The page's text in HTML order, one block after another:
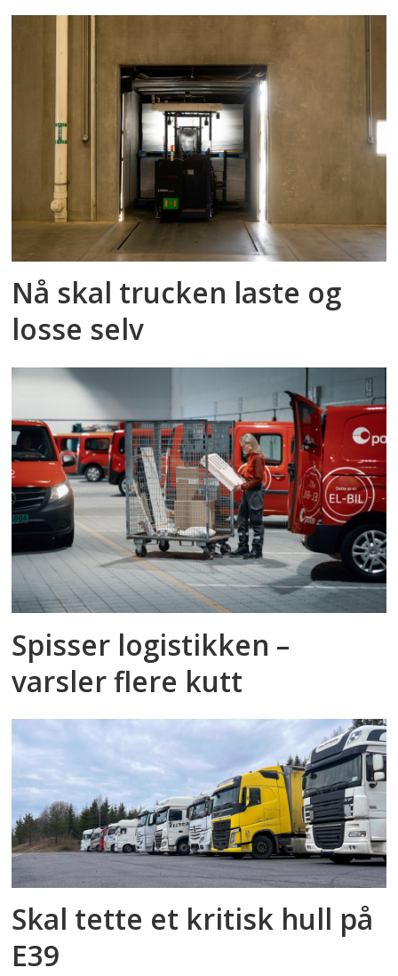
Nå skal trucken laste og
losse selv
Spisser logistikken –
varsler flere kutt
Skal tette et kritisk hull på
E39